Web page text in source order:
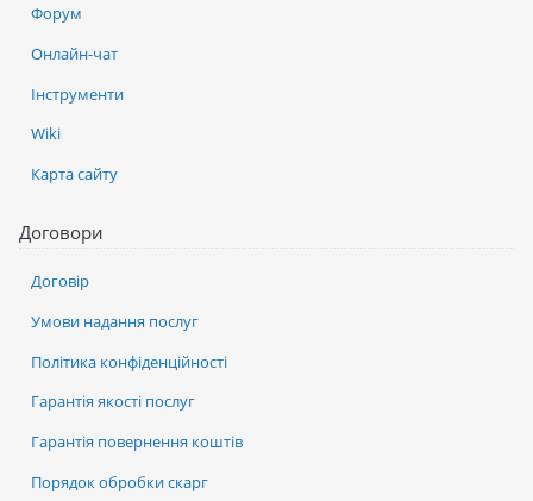
Форум
Онлайн-чат
Інструменти
Wiki
Карта сайту
Договори
Договір
Умови надання послуг
Політика конфіденційності
Гарантія якості послуг
Гарантія повернення коштів
Порядок обробки скарг